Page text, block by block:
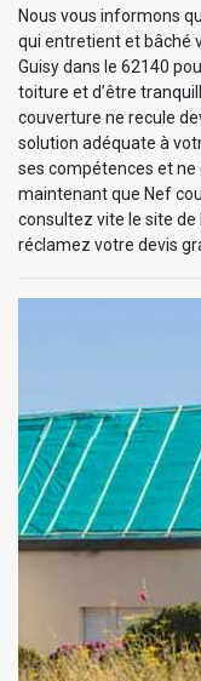
Nous vous informons
qui entretient et bâché
Guisy dans le 62140
toiture et d’être
couverture ne recule
solution adéquate à
ses compétences et
maintenant que Nef
consultez vite le site de
réclamez votre devis